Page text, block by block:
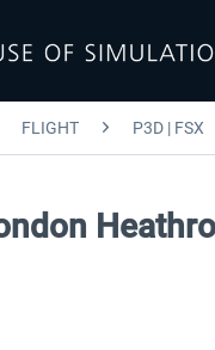
FLIGHT P3D | FSX